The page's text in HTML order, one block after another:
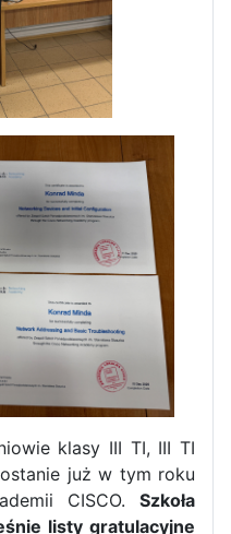
klasy III TI, III TI
już w tym roku
CISCO. Szkoła
listy gratulacyjne